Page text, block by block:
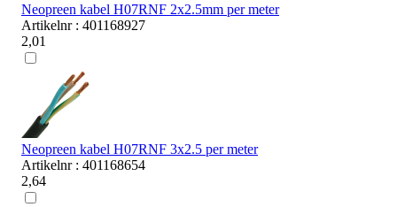
Neopreen kabel H07RNF 2x2.5mm per meter
Artikelnr : 401168927
2,01
Neopreen kabel H07RNF 3x2.5 per meter
Artikelnr : 401168654
2,64